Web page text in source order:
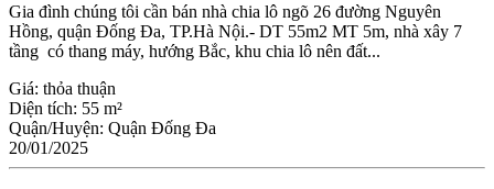
Gia đình chúng tôi cần bán nhà chia lô ngõ 26 đường Nguyên
Hồng, quận Đống Đa, TP.Hà Nội.- DT 55m2 MT 5m, nhà xây 7
tầng có thang máy, hướng Bắc, khu chia lô nên đất...
Giá: thỏa thuận
Diện tích: 55 m²
Quận/Huyện: Quận Đống Đa
20/01/2025